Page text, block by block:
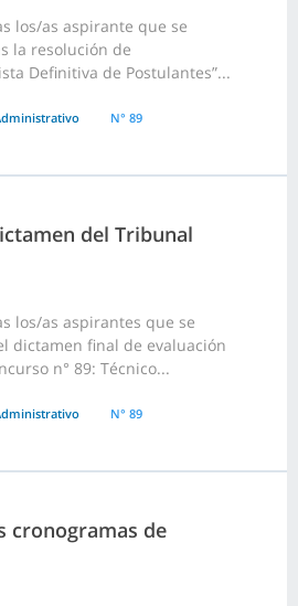
los/as aspirante que se
la resolución de
Definitiva de Postulantes”...
N° 89
del Tribunal
los/as aspirantes que se
dictamen final de evaluación
n° 89: Técnico...
N° 89
cronogramas de